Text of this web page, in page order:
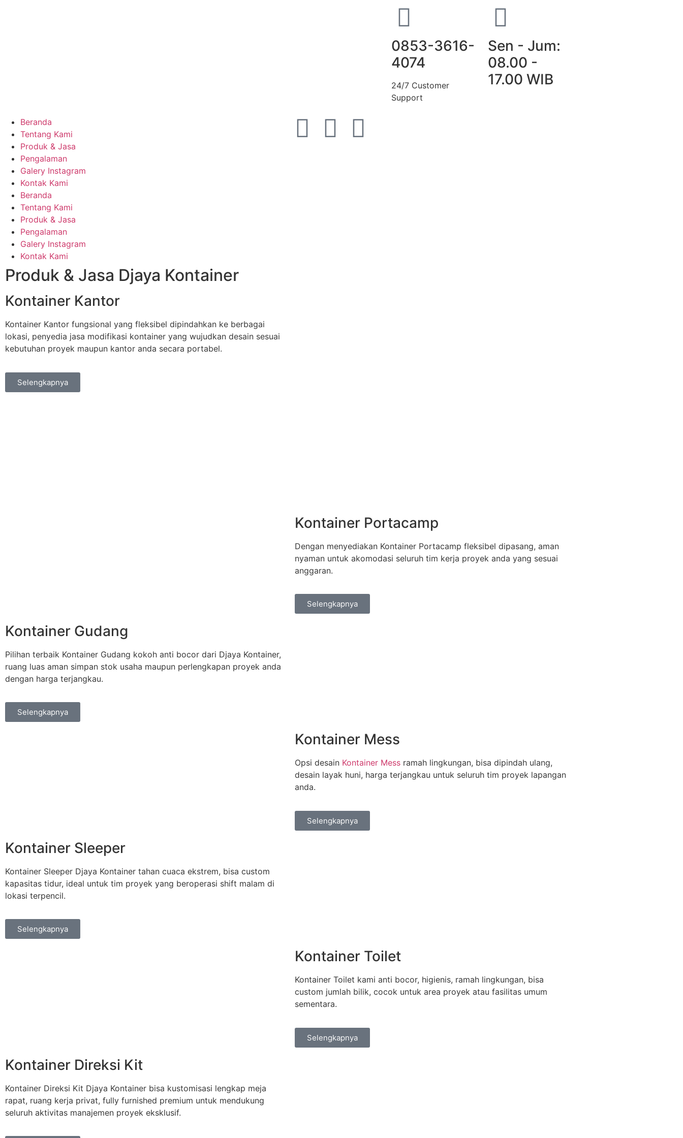
0853-3616-
4074
24/7 Customer
Support
Sen - Jum:
08.00 -
17.00 WIB
Beranda
Tentang Kami
Produk & Jasa
Pengalaman
Galery Instagram
Kontak Kami
Beranda
Tentang Kami
Produk & Jasa
Pengalaman
Galery Instagram
Kontak Kami
Produk & Jasa Djaya Kontainer
Kontainer Kantor
Kontainer Kantor fungsional yang fleksibel dipindahkan ke berbagai
lokasi, penyedia jasa modifikasi kontainer yang wujudkan desain sesuai
kebutuhan proyek maupun kantor anda secara portabel.
Selengkapnya
Kontainer Portacamp
Dengan menyediakan Kontainer Portacamp fleksibel dipasang, aman
nyaman untuk akomodasi seluruh tim kerja proyek anda yang sesuai
anggaran.
Selengkapnya
Kontainer Gudang
Pilihan terbaik Kontainer Gudang kokoh anti bocor dari Djaya Kontainer,
ruang luas aman simpan stok usaha maupun perlengkapan proyek anda
dengan harga terjangkau.
Selengkapnya
Kontainer Mess
Opsi desain Kontainer Mess ramah lingkungan, bisa dipindah ulang,
desain layak huni, harga terjangkau untuk seluruh tim proyek lapangan
anda.
Selengkapnya
Kontainer Sleeper
Kontainer Sleeper Djaya Kontainer tahan cuaca ekstrem, bisa custom
kapasitas tidur, ideal untuk tim proyek yang beroperasi shift malam di
lokasi terpencil.
Selengkapnya
Kontainer Toilet
Kontainer Toilet kami anti bocor, higienis, ramah lingkungan, bisa
custom jumlah bilik, cocok untuk area proyek atau fasilitas umum
sementara.
Selengkapnya
Kontainer Direksi Kit
Kontainer Direksi Kit Djaya Kontainer bisa kustomisasi lengkap meja
rapat, ruang kerja privat, fully furnished premium untuk mendukung
seluruh aktivitas manajemen proyek eksklusif.